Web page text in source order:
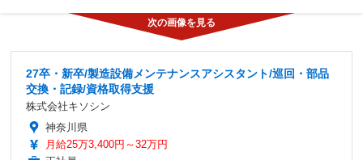
27卒・新卒/製造設備メンテナンスアシスタント/巡回・部品
交換・記録/資格取得支援
株式会社キソシン
神奈川県
月給25万3,400円～32万円